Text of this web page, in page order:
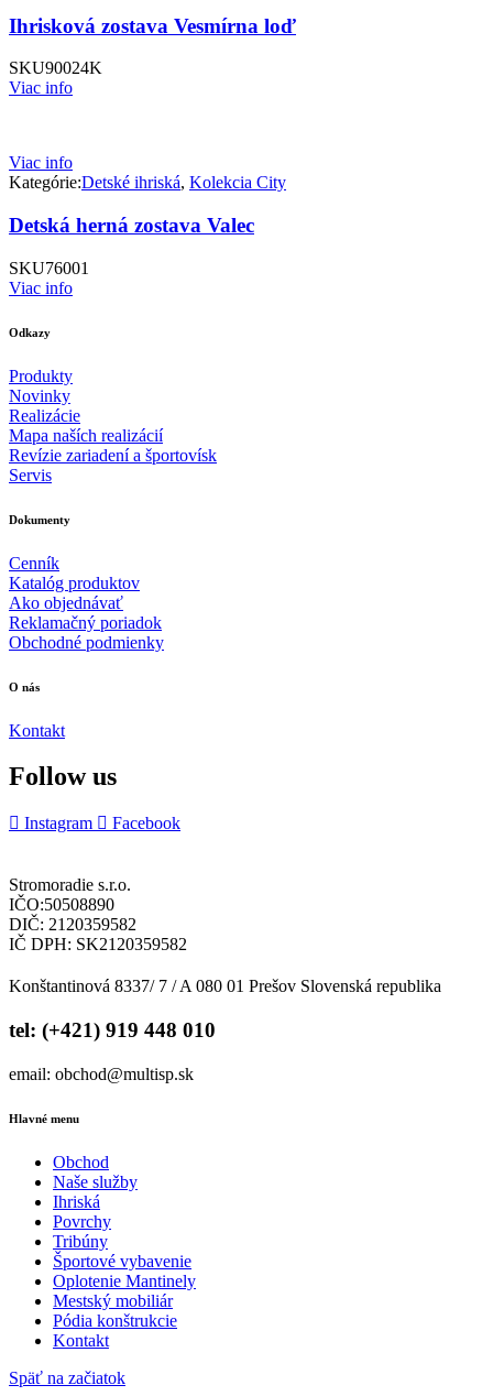
Ihrisková zostava Vesmírna loď
SKU90024K
Viac info
Viac info
Kategórie:Detské ihriská, Kolekcia City
Detská herná zostava Valec
SKU76001
Viac info
Odkazy
Produkty
Novinky
Realizácie
Mapa naších realizácií
Revízie zariadení a športovísk
Servis
Dokumenty
Cenník
Katalóg produktov
Ako objednávať
Reklamačný poriadok
Obchodné podmienky
O nás
Kontakt
Follow us
Instagram Facebook
Stromoradie s.r.o.
IČO:50508890
DIČ: 2120359582
IČ DPH: SK2120359582
Konštantinová 8337/ 7 / A 080 01 Prešov Slovenská republika
tel: (+421) 919 448 010
email: obchod@multisp.sk
Hlavné menu
Obchod
Naše služby
Ihriská
Povrchy
Tribúny
Športové vybavenie
Oplotenie Mantinely
Mestský mobiliár
Pódia konštrukcie
Kontakt
Späť na začiatok